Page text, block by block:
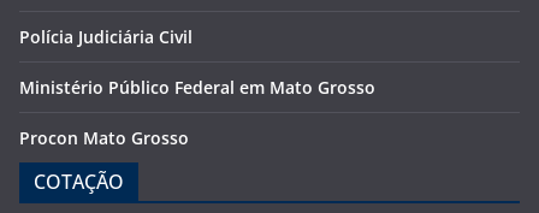
Polícia Judiciária Civil
Ministério Público Federal em Mato Grosso
Procon Mato Grosso
COTAÇÃO